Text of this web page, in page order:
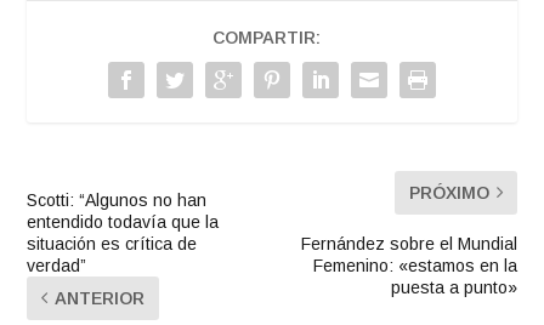
COMPARTIR:
Scotti: “Algunos no han
entendido todavía que la
situación es crítica de
verdad”
ANTERIOR
PRÓXIMO
Fernández sobre el Mundial
Femenino: «estamos en la
puesta a punto»